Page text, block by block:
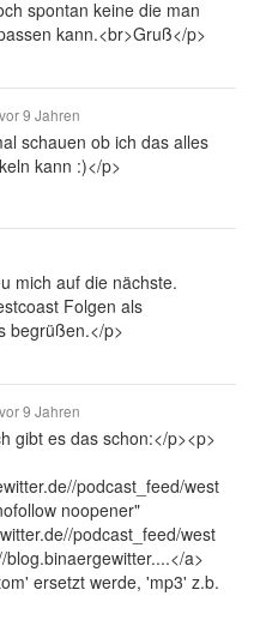
spontan keine die man
kann.<br>Gruß</p>
vor 9 Jahren
schauen ob ich das alles
kann :)</p>
mich auf die nächste.
Folgen als
begrüßen.</p>
vor 9 Jahren
gibt es das schon:</p><p>
podcast_feed/west
noopener"
podcast_feed/west
a>
ersetzt werde, 'mp3' z.b.